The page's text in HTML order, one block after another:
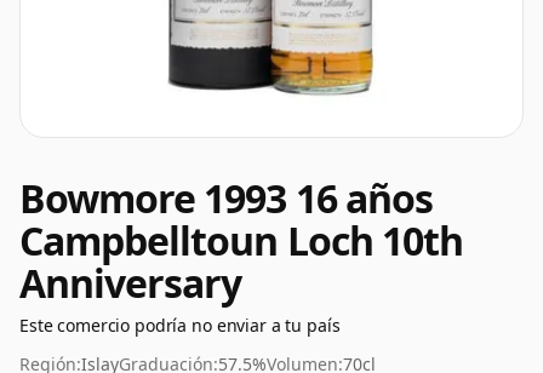
Bowmore 1993 16 años
Campbelltoun Loch 10th
Anniversary
Este comercio podría no enviar a tu país
Región:IslayGraduación:57.5%Volumen:70cl